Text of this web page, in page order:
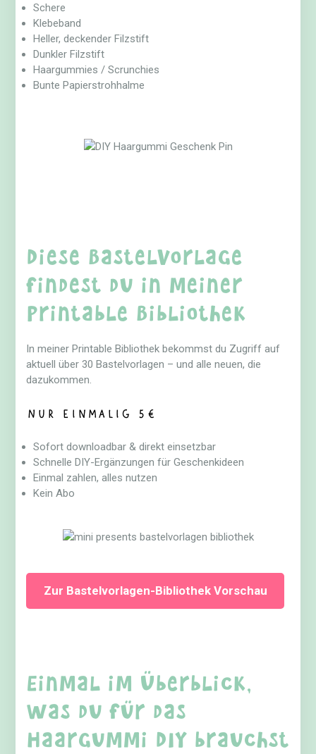
Schere
Klebeband
Heller, deckender Filzstift
Dunkler Filzstift
Haargummies / Scrunchies
Bunte Papierstrohhalme
Diese Bastelvorlage
findest du in meiner
Printable Bibliothek
In meiner Printable Bibliothek bekommst du Zugriff auf
aktuell über 30 Bastelvorlagen – und alle neuen, die
dazukommen.
Nur einmalig 5€
Sofort downloadbar & direkt einsetzbar
Schnelle DIY-Ergänzungen für Geschenkideen
Einmal zahlen, alles nutzen
Kein Abo
Zur Bastelvorlagen-Bibliothek Vorschau
Einmal im Überblick,
was du für das
Haargummi DIY brauchst